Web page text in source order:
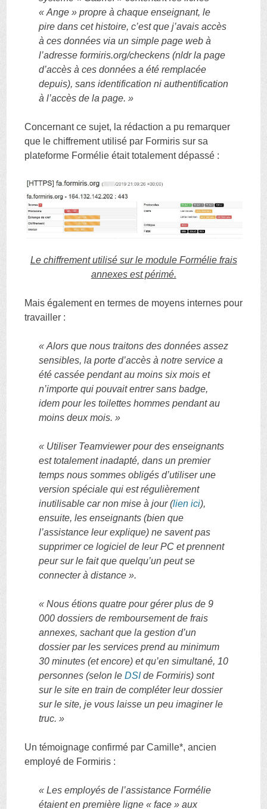
« Ange » propre à chaque enseignant, le
pire dans cet histoire, c’est que j’avais accès
à ces données via un simple page web à
l’adresse formiris.org/checkens (nldr la page
d’accès à ces données a été remplacée
depuis), sans identification ni authentification
à l’accès de la page. »
Concernant ce sujet, la rédaction a pu remarquer
que le chiffrement utilisé par Formiris sur sa
plateforme Formélie était totalement dépassé :
Le chiffrement utilisé sur le module Formélie frais
annexes est périmé.
Mais également en termes de moyens internes pour
travailler :
« Alors que nous traitons des données assez
sensibles, la porte d’accès à notre service a
été cassée pendant au moins six mois et
n’importe qui pouvait entrer sans badge,
idem pour les toilettes hommes pendant au
moins deux mois. »
« Utiliser Teamviewer pour des enseignants
est totalement inadapté, dans un premier
temps nous sommes obligés d’utiliser une
version spéciale qui est régulièrement
inutilisable car non mise à jour (lien ici),
ensuite, les enseignants (bien que
l’assistance leur explique) ne savent pas
supprimer ce logiciel de leur PC et prennent
peur sur le fait que quelqu’un peut se
connecter à distance ».
« Nous étions quatre pour gérer plus de 9
000 dossiers de remboursement de frais
annexes, sachant que la gestion d’un
dossier par les services prend au minimum
30 minutes (et encore) et qu’en simultané, 10
personnes (selon leDSIde Formiris) sont
sur le site en train de compléter leur dossier
sur le site, je vous laisse un peu imaginer le
truc. »
Un témoignage confirmé par Camille*, ancien
employé de Formiris :
« Les employés de l’assistance Formélie
étaient en première ligne « face » aux